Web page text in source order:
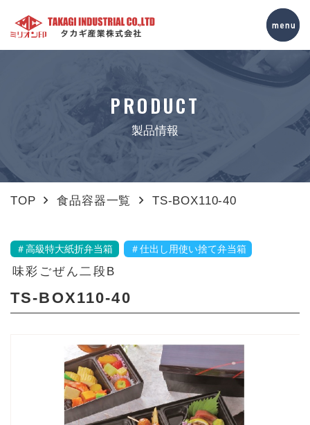
PRODUCT
製品情報
TOP 食品容器一覧 TS-BOX110-40
＃高級特大紙折弁当箱 ＃仕出し用使い捨て弁当箱
味彩ごぜん二段B
TS-BOX110-40